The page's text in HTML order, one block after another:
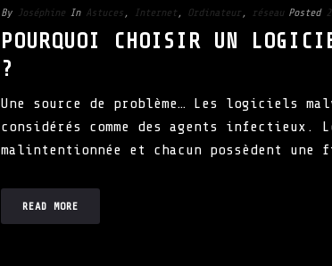
By Joséphine In Astuces , Internet , Ordinateur , réseau Posted
POURQUOI CHOISIR UN
?
Une source de problème… Les logiciels
considérés comme des agents
malintentionnée et chacun possèdent
READ MORE